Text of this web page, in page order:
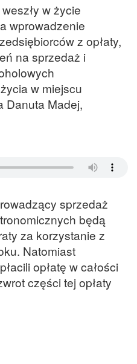
w życie
wprowadzenie
z opłaty,
na sprzedaż i
w miejscu
Danuta Madej,
sprzedaż
będą
za korzystanie z
Natomiast
opłatę w całości
części tej opłaty